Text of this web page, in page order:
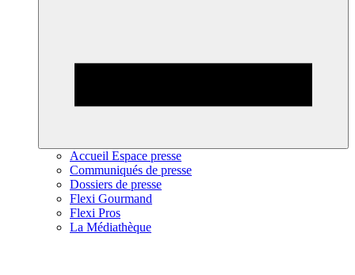
Accueil Espace presse
Communiqués de presse
Dossiers de presse
Flexi Gourmand
Flexi Pros
La Médiathèque